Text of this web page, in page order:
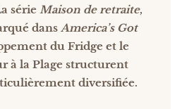
série Maison de retraite,
dans America’s Got
du Fridge et le
à la Plage structurent
diversifiée.